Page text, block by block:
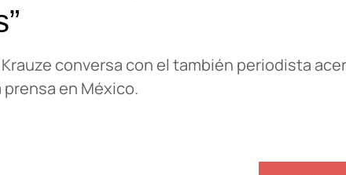
conversa con el también periodista
en México.